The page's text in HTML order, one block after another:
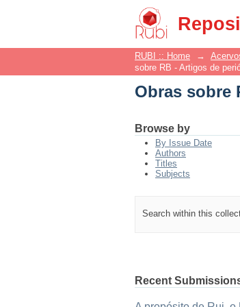
Obras sobre
RUBI :: Home →
sobre RB - Artigos de
Obras sobre
Browse by
By Issue Date
Authors
Titles
Subjects
Search within this
Recent